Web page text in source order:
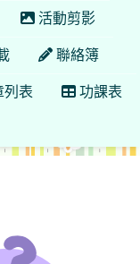
活動剪影
聯絡簿
列表 功課表
門國小生命教育宣導